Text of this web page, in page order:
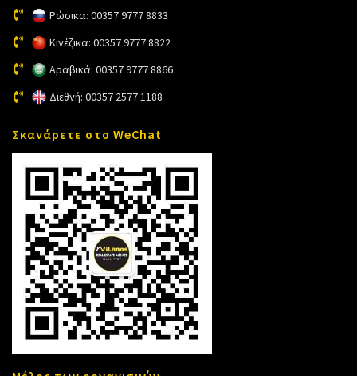
Ρώσικα: 00357 9777 8833
Κινέζικα: 00357 9777 8822
Αραβικά: 00357 9777 8866
Διεθνή: 00357 2577 1188
Σκανάρετε στο WeChat